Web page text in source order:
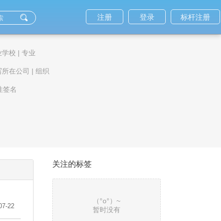
标杆注册
登录
注册
学校 | 专业
所在公司 | 组织
签名
22
关注的标签
（°ο°）~
暂时没有